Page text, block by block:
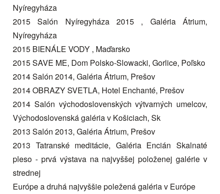
Nyíregyháza
2015 Salón Nyíregyháza 2015 , Galéria Átrium,
Nyíregyháza
2015 BIENÁLE VODY , Maďarsko
2015 SAVE ME, Dom Polsko-Slowacki, Gorlice, Poľsko
2014 Salón 2014, Galéria Átrium, Prešov
2014 OBRAZY SVETLA, Hotel Enchanté, Prešov
2014 Salón východoslovenských výtvarných umelcov,
Východoslovenská galéria v Košiciach, Sk
2013 Salón 2013, Galéria Átrium, Prešov
2013 Tatranské meditácie, Galéria Encián Skalnaté
pleso - prvá výstava na najvyššej položenej galérie v
strednej
Európe a druhá najvyššie poležená galéria v Európe